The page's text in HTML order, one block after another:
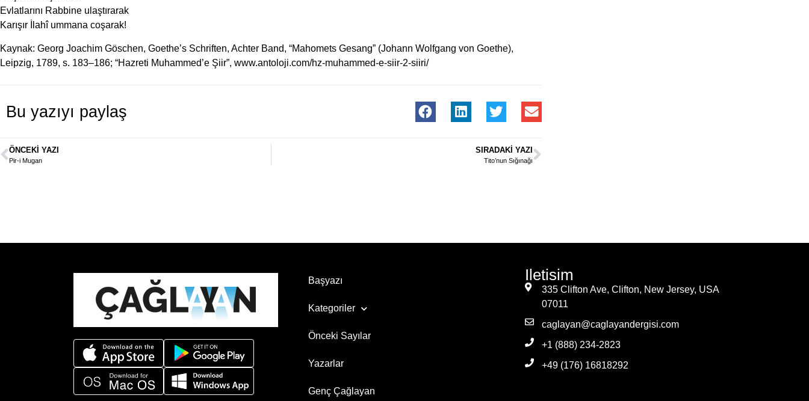
Evlatlarını Rabbine ulaştırarak
Karışır İlahî ummana coşarak!
Kaynak: Georg Joachim Göschen, Goethe’s Schriften, Achter Band, “Mahomets Gesang” (Johann Wolfgang von Goethe),
Leipzig, 1789, s. 183–186; “Hazreti Muhammed’e Şiir”, www.antoloji.com/hz-muhammed-e-siir-2-siiri/
Bu yazıyı paylaş
ÖNCEKI YAZI
Pir-i Mugan
SIRADAKI YAZI
Tito’nun Sığınağı
Başyazı
Kategoriler
Önceki Sayılar
Yazarlar
Genç Çağlayan
Iletisim
335 Clifton Ave, Clifton, New Jersey, USA
07011
caglayan@caglayandergisi.com
+1 (888) 234-2823
+49 (176) 16818292